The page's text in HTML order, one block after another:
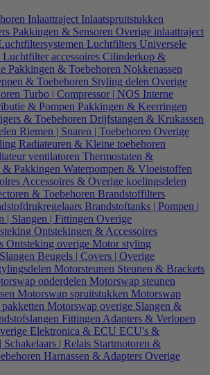
Inlaattraject Inlaatspruitstukken
Pakkingen & Sensoren Overige inlaattraject
Luchtfilters Universele
Luchtfilter accessoires Cilinderkop &
Pakkingen & Toebehoren Nokkenassen
& Toebehoren Styling delen Overige
Turbo | Compressor | NOS Interne
& Pompen Pakkingen & Keerringen
& Toebehoren Drijfstangen & Krukassen
Riemen | Snaren | Toebehoren Overige
Radiateuren & Kleine toebehoren
ventilatoren Thermostaten &
& Pakkingen Waterpompen & Vloeistoffen
Accessoires & Overige koelingsdelen
& Toebehoren Brandstoffilters
Brandstoftanks | Pompen |
| Slangen | Fittingen Overige
Ontstekingen & Accessoires
Ontsteking overige Motor styling
Beugels | Covers | Overige
Motorsteunen Steunen & Brackets
onderdelen Motorswap steunen
Motorswap spruitstukken Motorswap
Motorswap overige Slangen &
Fittingen Adapters & Verlopen
Elektronica & ECU ECU's &
Schakelaars | Relais Startmotoren &
Harnassen & Adapters Overige